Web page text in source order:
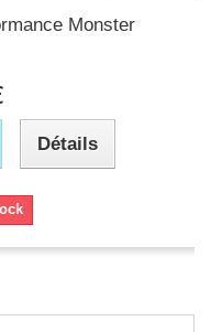
Monster
Détails